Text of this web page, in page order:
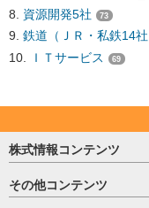
資源開発5社 73
鉄道（ＪＲ・私鉄14社
ＩＴサービス 69
株式情報コンテンツ
日経平均
売買シグナル
その他コンテンツ